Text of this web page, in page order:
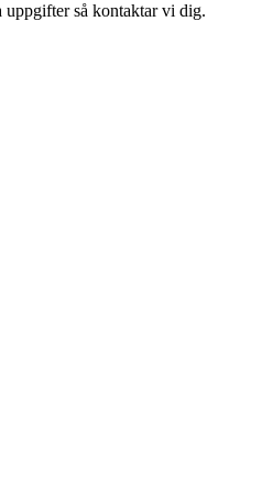
uppgifter så kontaktar vi dig.